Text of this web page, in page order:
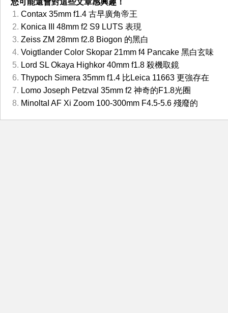
Contax 35mm f1.4 古早廣角帝王
Konica III 48mm f2 S9 LUTS 表現
Zeiss ZM 28mm f2.8 Biogon 的黑白
Voigtlander Color Skopar 21mm f4 Pancake 黑白玄味
Lord SL Okaya Highkor 40mm f1.8 殺機取鏡
Thypoch Simera 35mm f1.4 比Leica 11663 更強存在
Lomo Joseph Petzval 35mm f2 神奇的F1.8光圈
MinoltaI AF Xi Zoom 100-300mm F4.5-5.6 殘廢的